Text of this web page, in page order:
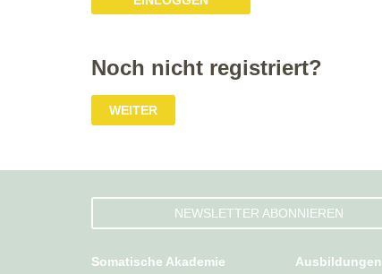
Noch nicht registriert?
WEITER
NEWSLETTER ABONNIEREN
Somatische Akademie Ausbildungen